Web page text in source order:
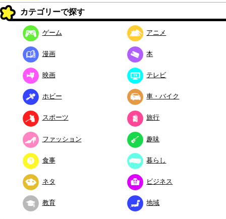
カテゴリーで探す
ゲーム アニメ
漫画 本
映画 テレビ
ホビー 車・バイク
スポーツ 旅行
ファッション 趣味
食事 暮らし
ネタ ビジネス
教育 地域